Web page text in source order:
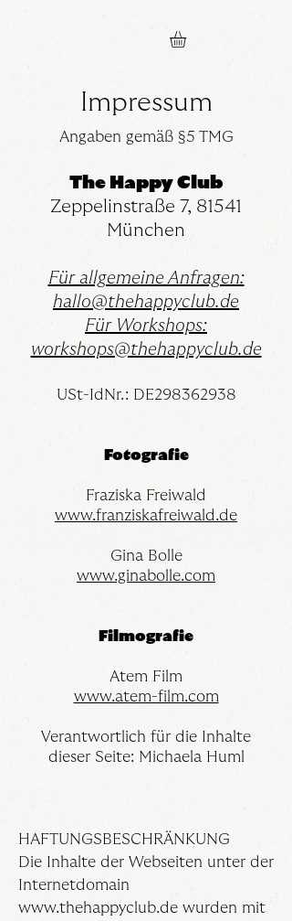
Impressum
Angaben gemäß §5 TMG
The Happy Club
Zeppelinstraße 7, 81541
München
Für allgemeine Anfragen:
hallo@thehappyclub.de
Für Workshops:
workshops@thehappyclub.de
USt-IdNr.: DE298362938
Fotografie
Fraziska Freiwald
www.franziskafreiwald.de
Gina Bolle
www.ginabolle.com
Filmografie
Atem Film
www.atem-film.com
Verantwortlich für die Inhalte
dieser Seite: Michaela Huml
HAFTUNGSBESCHRÄNKUNG
Die Inhalte der Webseiten unter der
Internetdomain
www.thehappyclub.de wurden mit